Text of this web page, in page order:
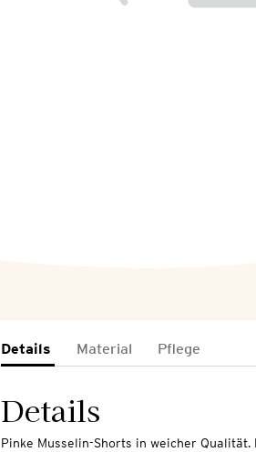
Details Material Pflege
Details
Pinke Musselin-Shorts in weicher